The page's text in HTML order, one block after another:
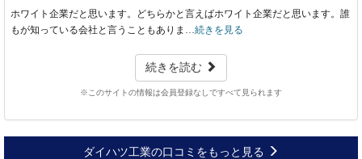
ホワイト企業だと思います。どちらかと言えばホワイト企業だと思います。誰
もが知っている会社と言うこともありま… 続きを見る
続きを読む
※このサイトの情報は会員登録なしですべて見られます
ダイハツ工業の口コミをもっと見る